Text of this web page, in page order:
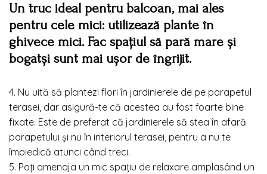
Un truc ideal pentru balcoan, mai ales
pentru cele mici: utilizează plante în
ghivece mici. Fac spațiul să pară mare și
bogatși sunt mai ușor de îngrijit.
4. Nu uită să plantezi flori în jardinierele de pe parapetul
terasei, dar asigură-te că acestea au fost foarte bine
fixate. Este de preferat că jardinierele să stea în afară
parapetului și nu în interiorul terasei, pentru a nu te
împiedică atunci când treci.
5. Poți amenaja un mic spațiu de relaxare amplasând un